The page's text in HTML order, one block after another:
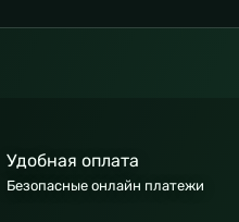
Удобная оплата
Безопасные онлайн платежи